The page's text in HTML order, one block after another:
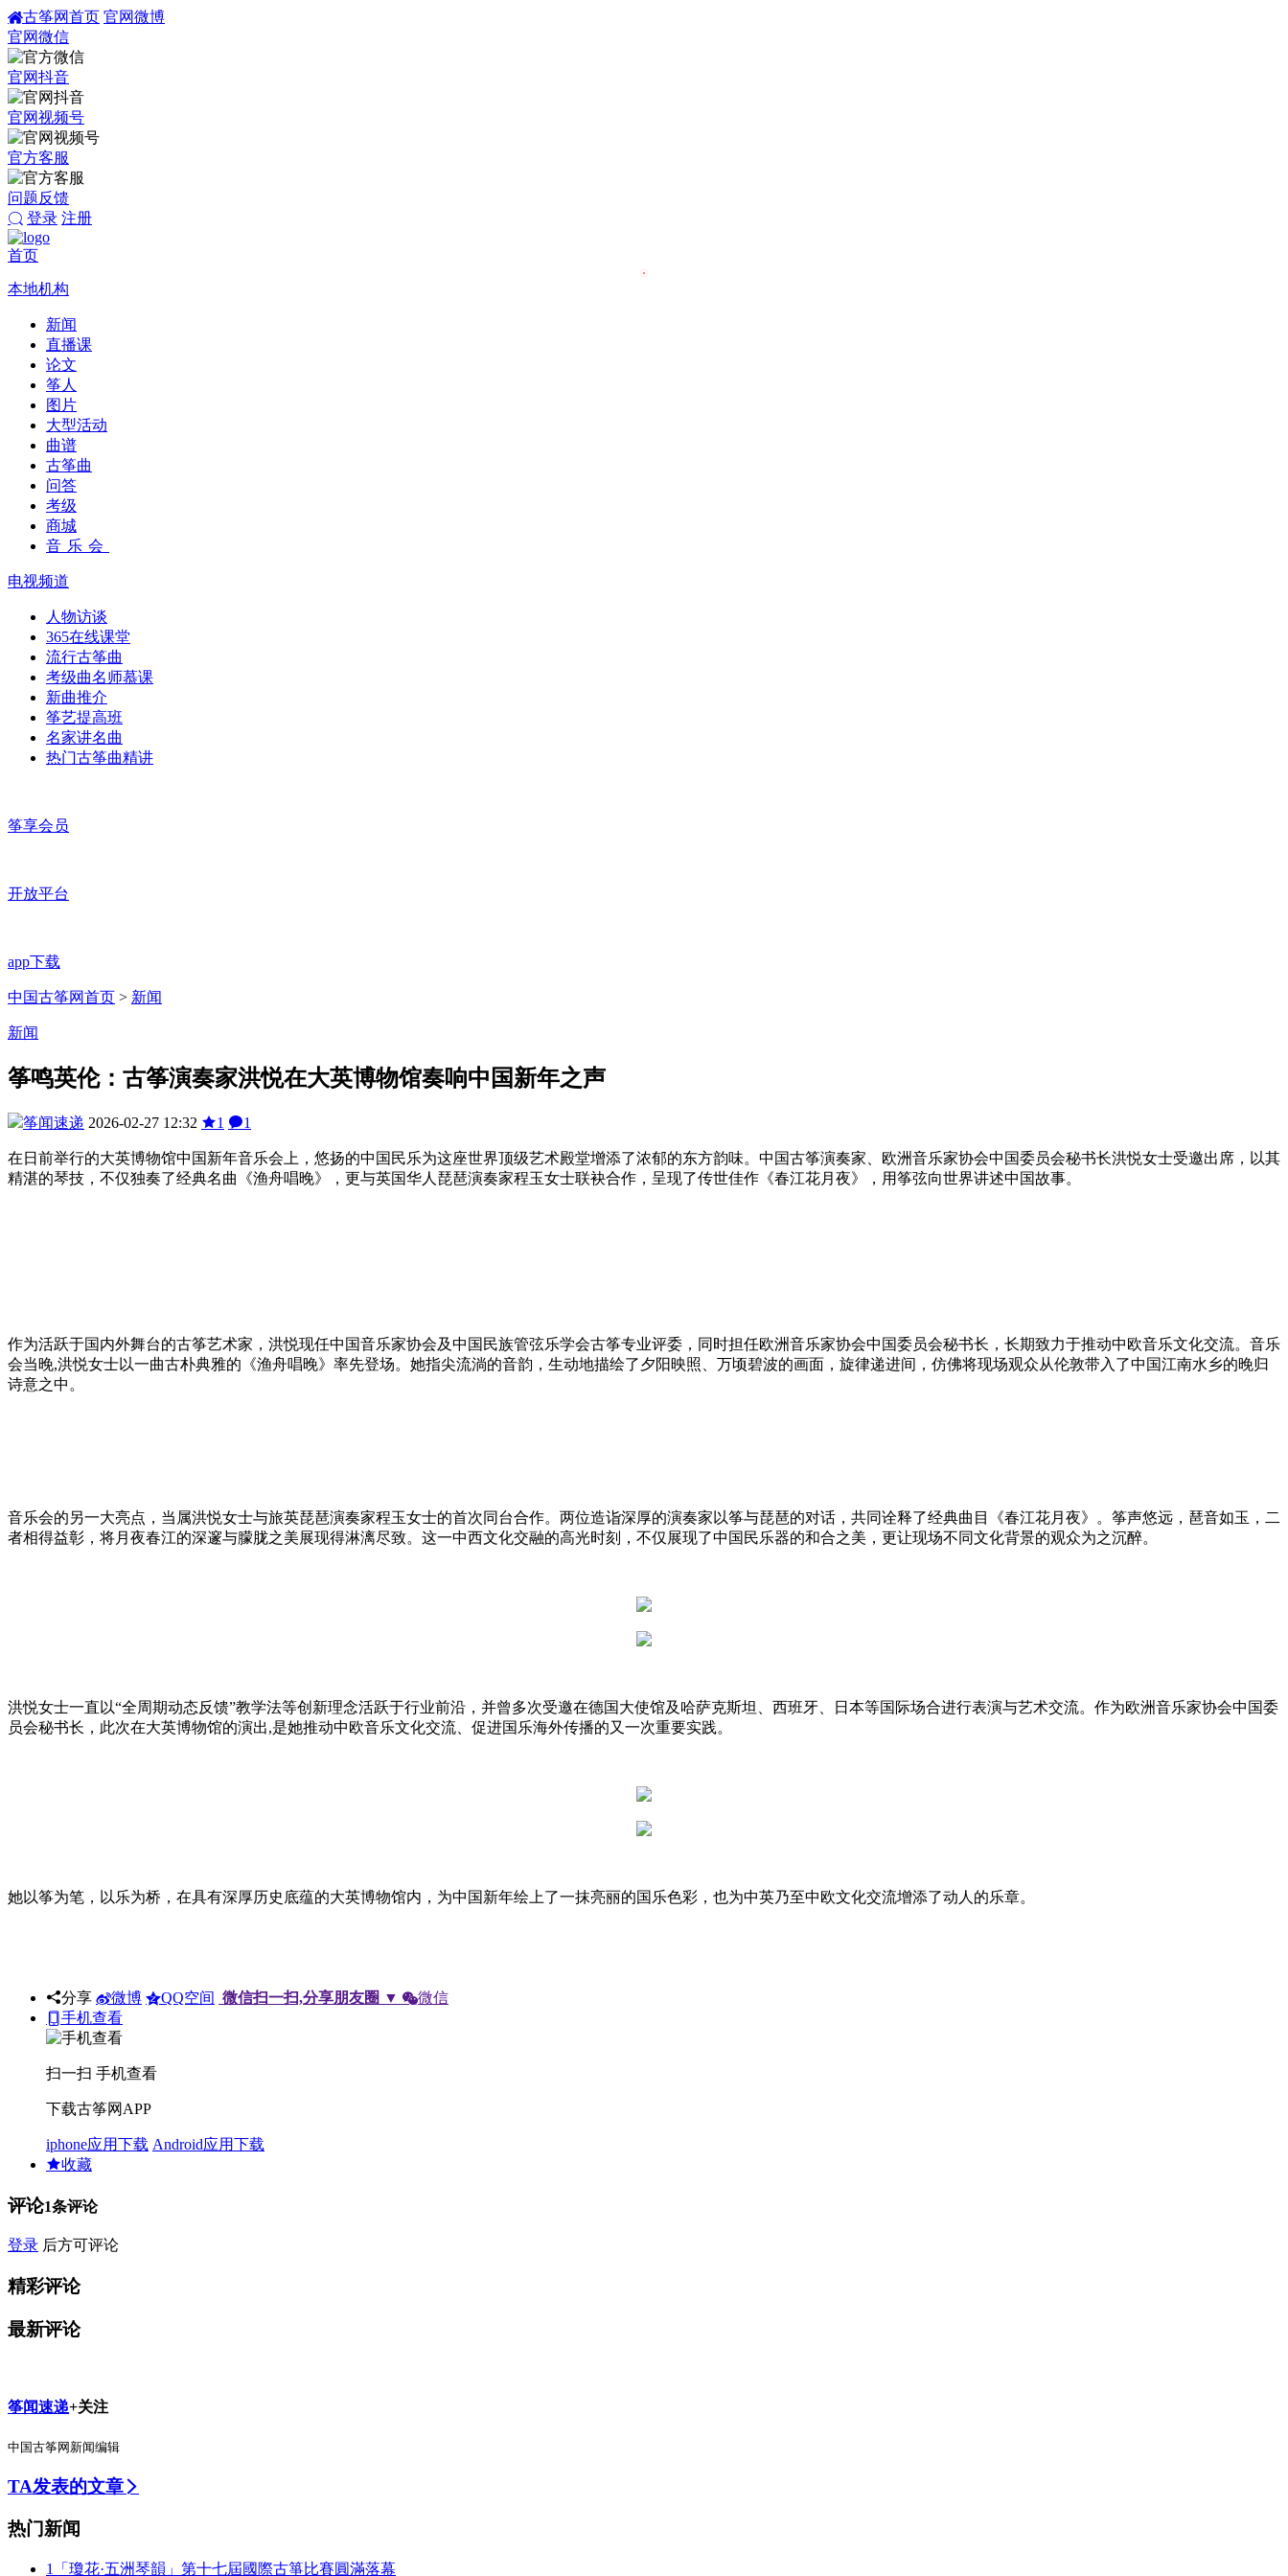
古筝网首页 官网微博
官网微信
官网抖音
官网视频号
官方客服
问题反馈
登录 注册
首页
本地机构
新闻
直播课
论文
筝人
图片
大型活动
曲谱
古筝曲
问答
考级
商城
音乐会
电视频道
人物访谈
365在线课堂
流行古筝曲
考级曲名师慕课
新曲推介
筝艺提高班
名家讲名曲
热门古筝曲精讲
筝享会员
开放平台
app下载
中国古筝网首页 > 新闻
新闻
筝鸣英伦：古筝演奏家洪悦在大英博物馆奏响中国新年之声
筝闻速递 2026-02-27 12:32 1 1
在日前举行的大英博物馆中国新年音乐会上，悠扬的中国民乐为这座世界顶级艺术殿堂增添了浓郁的东方韵味。中国古筝演奏家、欧洲音乐家协会中国委员会秘书长洪悦女士受邀出席，以其
精湛的琴技，不仅独奏了经典名曲《渔舟唱晚》，更与英国华人琵琶演奏家程玉女士联袂合作，呈现了传世佳作《春江花月夜》，用筝弦向世界讲述中国故事。
作为活跃于国内外舞台的古筝艺术家，洪悦现任中国音乐家协会及中国民族管弦乐学会古筝专业评委，同时担任欧洲音乐家协会中国委员会秘书长，长期致力于推动中欧音乐文化交流。音乐
会当晚,洪悦女士以一曲古朴典雅的《渔舟唱晚》率先登场。她指尖流淌的音韵，生动地描绘了夕阳映照、万顷碧波的画面，旋律递进间，仿佛将现场观众从伦敦带入了中国江南水乡的晚归
诗意之中。
音乐会的另一大亮点，当属洪悦女士与旅英琵琶演奏家程玉女士的首次同台合作。两位造诣深厚的演奏家以筝与琵琶的对话，共同诠释了经典曲目《春江花月夜》。筝声悠远，琶音如玉，二
者相得益彰，将月夜春江的深邃与朦胧之美展现得淋漓尽致。这一中西文化交融的高光时刻，不仅展现了中国民乐器的和合之美，更让现场不同文化背景的观众为之沉醉。
洪悦女士一直以“全周期动态反馈”教学法等创新理念活跃于行业前沿，并曾多次受邀在德国大使馆及哈萨克斯坦、西班牙、日本等国际场合进行表演与艺术交流。作为欧洲音乐家协会中国委
员会秘书长，此次在大英博物馆的演出,是她推动中欧音乐文化交流、促进国乐海外传播的又一次重要实践。
她以筝为笔，以乐为桥，在具有深厚历史底蕴的大英博物馆内，为中国新年绘上了一抹亮丽的国乐色彩，也为中英乃至中欧文化交流增添了动人的乐章。
分享 微博 QQ空间 微信扫一扫,分享朋友圈 ▼
微信
手机查看
扫一扫 手机查看
下载古筝网APP
iphone应用下载 Android应用下载
收藏
评论1条评论
登录 后方可评论
精彩评论
最新评论
筝闻速递+关注
中国古筝网新闻编辑
TA发表的文章
热门新闻
1 「瓊花·五洲琴韻」第十七屆國際古箏比賽圓滿落幕